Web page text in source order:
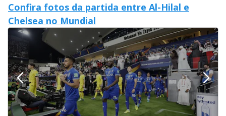
Confira fotos da partida entre Al-Hilal e
Chelsea no Mundial